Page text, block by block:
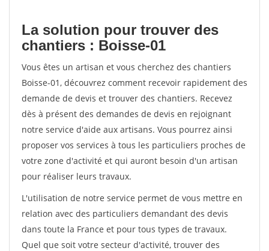
La solution pour trouver des
chantiers : Boisse-01
Vous êtes un artisan et vous cherchez des chantiers
Boisse-01, découvrez comment recevoir rapidement des
demande de devis et trouver des chantiers. Recevez
dès à présent des demandes de devis en rejoignant
notre service d'aide aux artisans. Vous pourrez ainsi
proposer vos services à tous les particuliers proches de
votre zone d'activité et qui auront besoin d'un artisan
pour réaliser leurs travaux.
L'utilisation de notre service permet de vous mettre en
relation avec des particuliers demandant des devis
dans toute la France et pour tous types de travaux.
Quel que soit votre secteur d'activité, trouver des